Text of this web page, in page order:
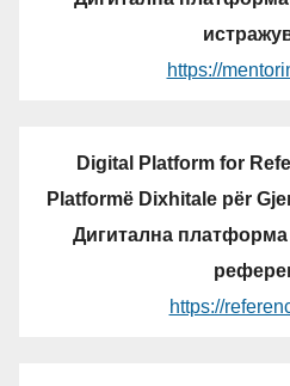
https://
Digital Platform for
Platformë Dixhitale për
Дигитална
https://